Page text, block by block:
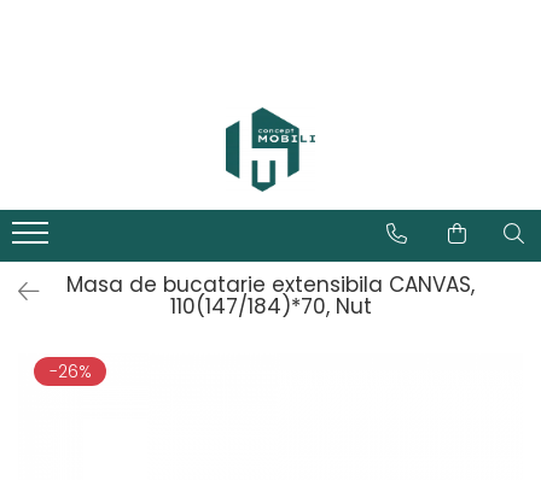
Masa de bucatarie extensibila CANVAS,
110(147/184)*70, Nut
-26%